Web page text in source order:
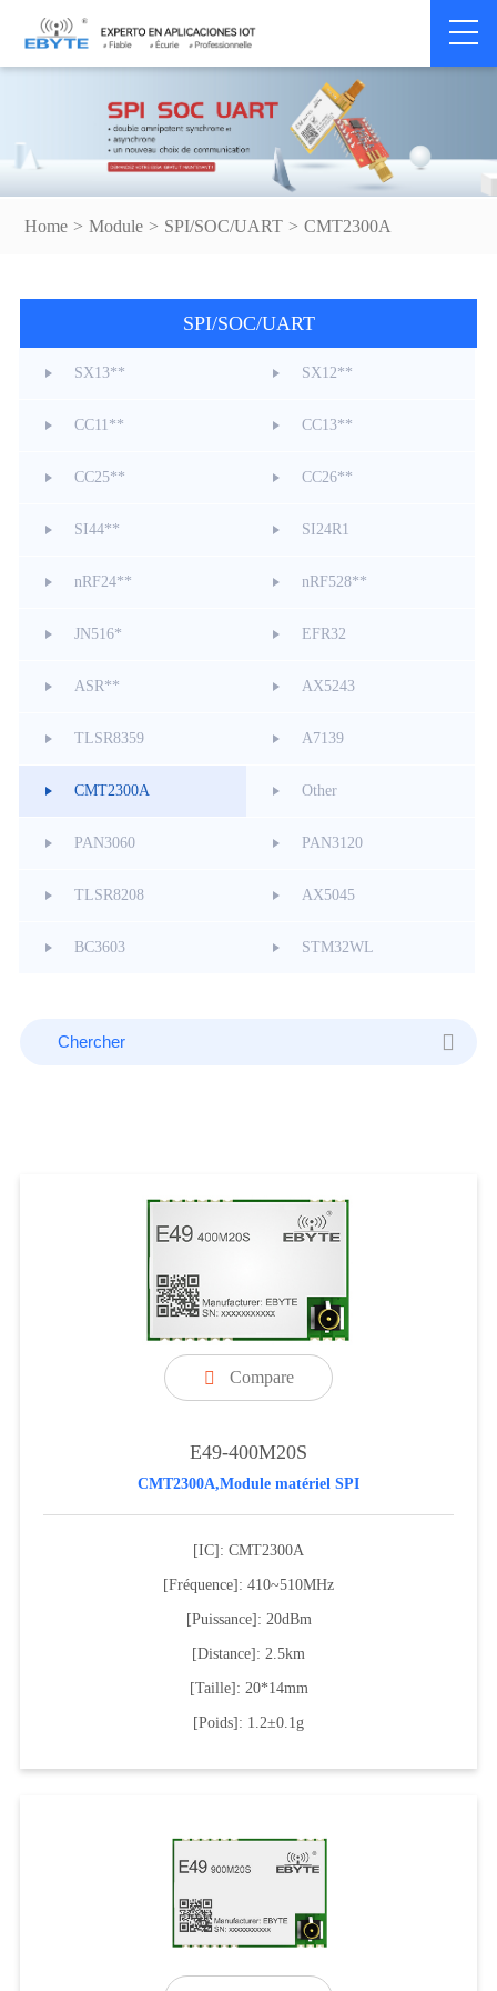
Home > Module > SPI/SOC/UART > CMT2300A
SPI/SOC/UART
SX13** SX12**
CC11** CC13**
CC25** CC26**
SI44** SI24R1
nRF24** nRF528**
JN516* EFR32
ASR** AX5243
TLSR8359 A7139
CMT2300A Other
PAN3060 PAN3120
TLSR8208 AX5045
BC3603 STM32WL
 Compare
E49-400M20S
CMT2300A,Module matériel SPI
[IC]: CMT2300A
[Fréquence]: 410~510MHz
[Puissance]: 20dBm
[Distance]: 2.5km
[Taille]: 20*14mm
[Poids]: 1.2±0.1g